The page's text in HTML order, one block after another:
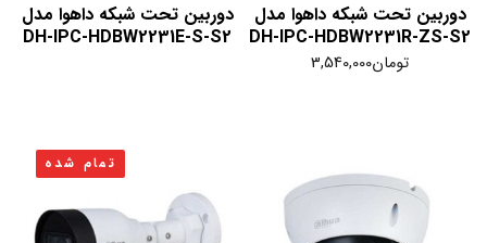
دوربین تحت شبکه داهوا مدل
DH-IPC-HDBW2231R-ZS-S2
تومان3,540,000
دوربین تحت شبکه داهوا مدل
DH-IPC-HDBW2231E-S-S2
تمام شده